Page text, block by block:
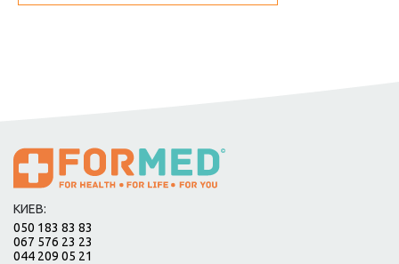
КИЕВ:
050 183 83 83
067 576 23 23
044 209 05 21